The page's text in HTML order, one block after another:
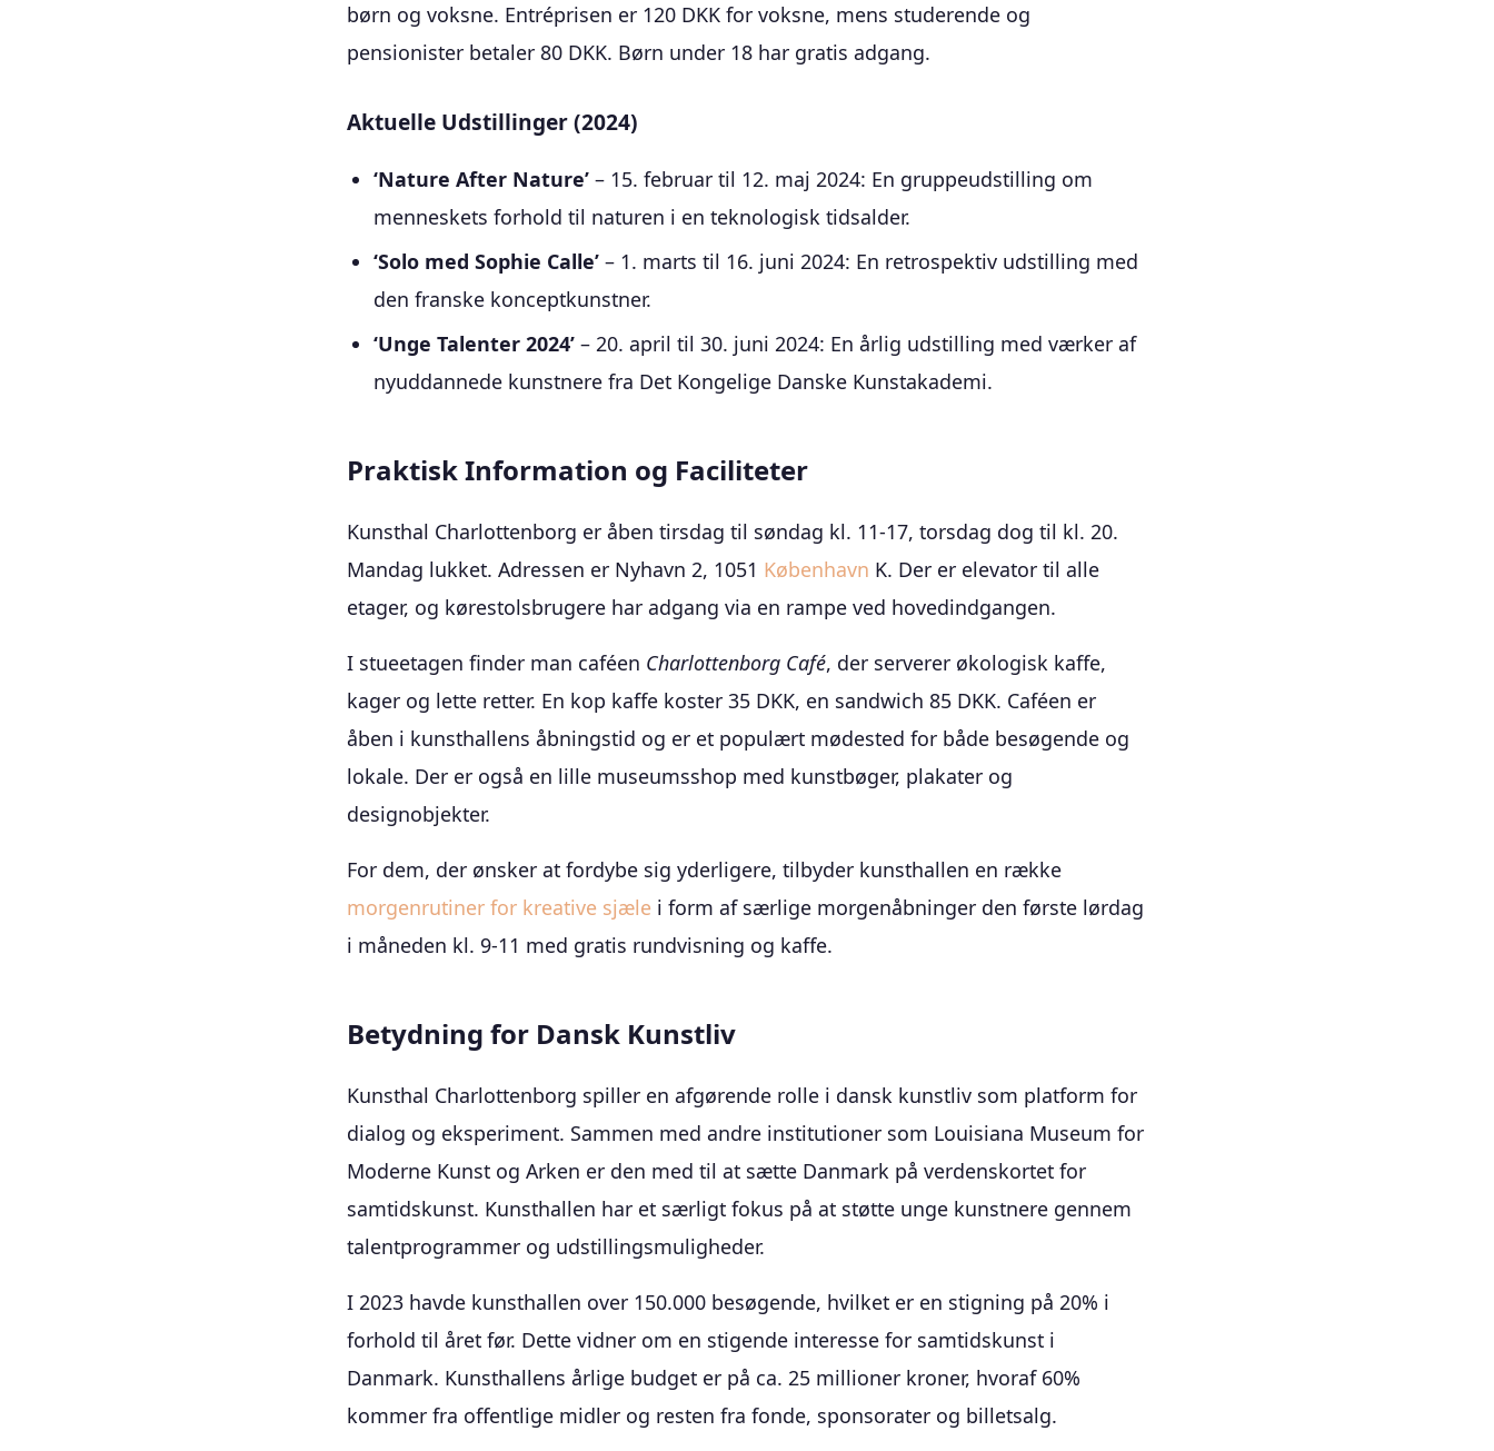
børn og voksne. Entréprisen er 120 DKK for voksne, mens studerende og
pensionister betaler 80 DKK. Børn under 18 har gratis adgang.
Aktuelle Udstillinger (2024)
‘Nature After Nature’ – 15. februar til 12. maj 2024: En gruppeudstilling om
menneskets forhold til naturen i en teknologisk tidsalder.
‘Solo med Sophie Calle’ – 1. marts til 16. juni 2024: En retrospektiv udstilling med
den franske konceptkunstner.
‘Unge Talenter 2024’ – 20. april til 30. juni 2024: En årlig udstilling med værker af
nyuddannede kunstnere fra Det Kongelige Danske Kunstakademi.
Praktisk Information og Faciliteter
Kunsthal Charlottenborg er åben tirsdag til søndag kl. 11-17, torsdag dog til kl. 20.
Mandag lukket. Adressen er Nyhavn 2, 1051 København K. Der er elevator til alle
etager, og kørestolsbrugere har adgang via en rampe ved hovedindgangen.
I stueetagen finder man caféen Charlottenborg Café, der serverer økologisk kaffe,
kager og lette retter. En kop kaffe koster 35 DKK, en sandwich 85 DKK. Caféen er
åben i kunsthallens åbningstid og er et populært mødested for både besøgende og
lokale. Der er også en lille museumsshop med kunstbøger, plakater og
designobjekter.
For dem, der ønsker at fordybe sig yderligere, tilbyder kunsthallen en række
morgenrutiner for kreative sjæle i form af særlige morgenåbninger den første lørdag
i måneden kl. 9-11 med gratis rundvisning og kaffe.
Betydning for Dansk Kunstliv
Kunsthal Charlottenborg spiller en afgørende rolle i dansk kunstliv som platform for
dialog og eksperiment. Sammen med andre institutioner som Louisiana Museum for
Moderne Kunst og Arken er den med til at sætte Danmark på verdenskortet for
samtidskunst. Kunsthallen har et særligt fokus på at støtte unge kunstnere gennem
talentprogrammer og udstillingsmuligheder.
I 2023 havde kunsthallen over 150.000 besøgende, hvilket er en stigning på 20% i
forhold til året før. Dette vidner om en stigende interesse for samtidskunst i
Danmark. Kunsthallens årlige budget er på ca. 25 millioner kroner, hvoraf 60%
kommer fra offentlige midler og resten fra fonde, sponsorater og billetsalg.